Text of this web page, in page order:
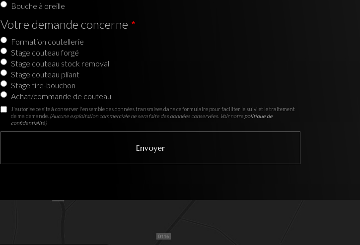
Bouche à oreille
Votre demande concerne
Formation coutellerie
Stage couteau forgé
Stage couteau stock removal
Stage couteau pliant
Stage tire-bouchon
Achat/commande de couteau
J'autorise ce site à conserver l'ensemble des données transmises dans ce formulaire pour faciliter le suivi et le traitement
de ma demande. (Aucune exploitation commerciale ne sera faite des données conservées. Voir notre politique de
confidentialité)